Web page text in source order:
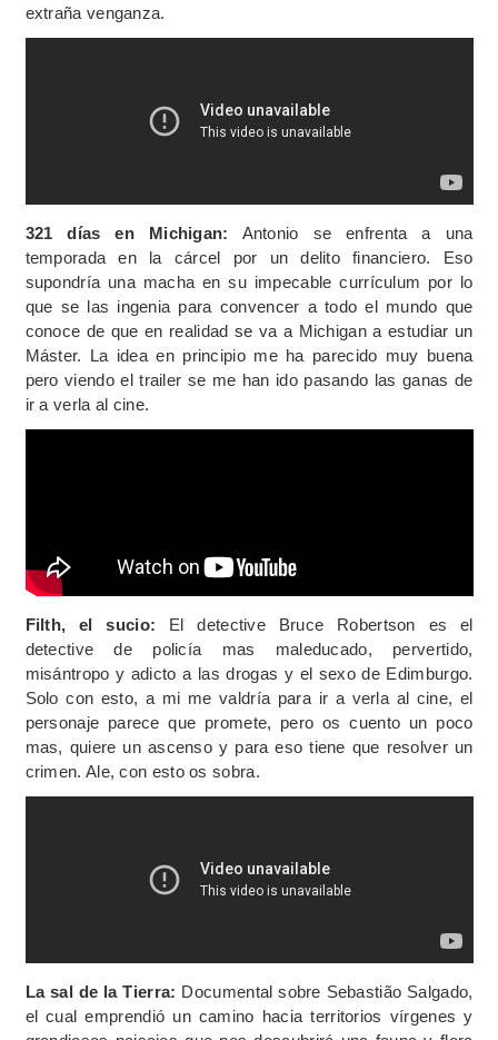
extraña venganza.
321 días en Michigan: Antonio se enfrenta a una
temporada en la cárcel por un delito financiero. Eso
supondría una macha en su impecable currículum por lo
que se las ingenia para convencer a todo el mundo que
conoce de que en realidad se va a Michigan a estudiar un
Máster. La idea en principio me ha parecido muy buena
pero viendo el trailer se me han ido pasando las ganas de
ir a verla al cine.
Filth, el sucio: El detective Bruce Robertson es el
detective de policía mas maleducado, pervertido,
misántropo y adicto a las drogas y el sexo de Edimburgo.
Solo con esto, a mi me valdría para ir a verla al cine, el
personaje parece que promete, pero os cuento un poco
mas, quiere un ascenso y para eso tiene que resolver un
crimen. Ale, con esto os sobra.
La sal de la Tierra: Documental sobre Sebastião Salgado,
el cual emprendió un camino hacia territorios vírgenes y